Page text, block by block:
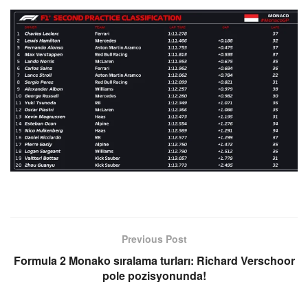
Previous Post
Formula 2 Monako sıralama turları: Richard Verschoor
pole pozisyonunda!